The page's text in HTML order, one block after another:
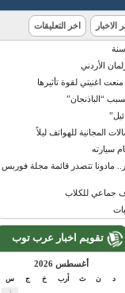
اخر التعليقات
الأردني
اغنيتي لقوة تأثيرها
“الباذنجان”
المجانية للهواتف ليلاً
125 مليون دولار.. مادونا تتصدر قائمة مجلة فوربس
جماعي للكلاب
تقويم اخبار عرب توب
أغسطس 2026
أرب س